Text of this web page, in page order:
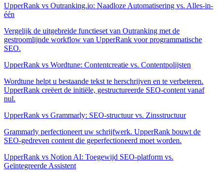
UpperRank vs Outranking.io: Naadloze Automatisering vs. Alles-in-
één
Vergelijk de uitgebreide functieset van Outranking met de
gestroomlijnde workflow van UpperRank voor programmatische
SEO.
UpperRank vs Wordtune: Contentcreatie vs. Contentpolijsten
Wordtune helpt u bestaande tekst te herschrijven en te verbeteren.
UpperRank creëert de initiële, gestructureerde SEO-content vanaf
nul.
UpperRank vs Grammarly: SEO-structuur vs. Zinsstructuur
Grammarly perfectioneert uw schrijfwerk. UpperRank bouwt de
SEO-gedreven content die geperfectioneerd moet worden.
UpperRank vs Notion AI: Toegewijd SEO-platform vs.
Geïntegreerde Assistent